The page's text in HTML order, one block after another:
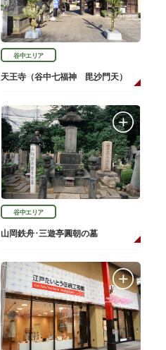
谷中エリア
天王寺（谷中七福神 毘沙門天）
谷中エリア
山岡鉄舟･三遊亭圓朝の墓